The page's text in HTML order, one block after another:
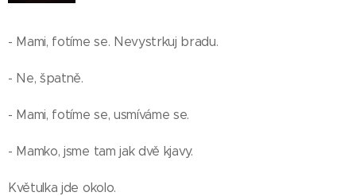
- Mami, fotíme se. Nevystrkuj bradu.
- Ne, špatně.
- Mami, fotíme se, usmíváme se.
- Mamko, jsme tam jak dvě kjavy.
Květulka jde okolo.